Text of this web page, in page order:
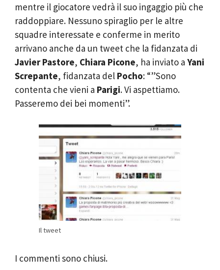
mentre il giocatore vedrà il suo ingaggio più che
raddoppiare. Nessuno spiraglio per le altre
squadre interessate e conferme in merito
arrivano anche da un tweet che la fidanzata di
Javier Pastore, Chiara Picone, ha inviato a Yani
Screpante, fidanzata del Pocho: “”Sono
contenta che vieni a Parigi. Vi aspettiamo.
Passeremo dei bei momenti”.
Il tweet
I commenti sono chiusi.